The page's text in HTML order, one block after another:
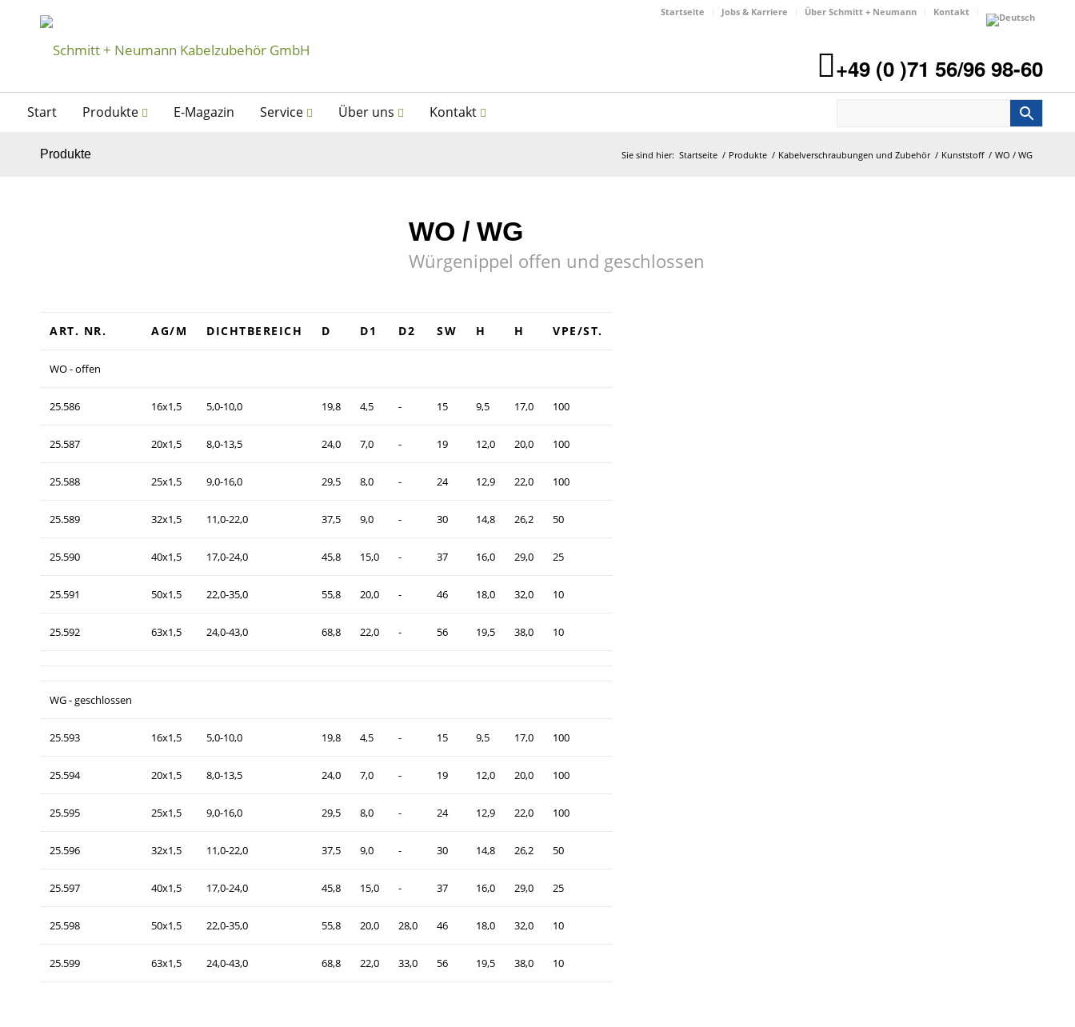
Startseite Jobs & Karriere Über Schmitt + Neumann Kontakt
+49 (0 )71 56/96 98-60
Start Produkte E-Magazin Service Über uns Kontakt
Produkte Sie sind hier: Startseite / Produkte / Kabelverschraubungen und Zubehör / Kunststoff / WO / WG
WO / WG
Würgenippel offen und geschlossen
ART. NR. AG/M DICHTBEREICH D D1 D2 SW H H VPE/ST.
WO - offen
25.586 16x1,5 5,0-10,0 19,8 4,5 - 15 9,5 17,0 100
25.587 20x1,5 8,0-13,5 24,0 7,0 - 19 12,0 20,0 100
25.588 25x1,5 9,0-16,0 29,5 8,0 - 24 12,9 22,0 100
25.589 32x1,5 11,0-22,0 37,5 9,0 - 30 14,8 26,2 50
25.590 40x1,5 17,0-24,0 45,8 15,0 - 37 16,0 29,0 25
25.591 50x1,5 22,0-35,0 55,8 20,0 - 46 18,0 32,0 10
25.592 63x1,5 24,0-43,0 68,8 22,0 - 56 19,5 38,0 10
WG - geschlossen
25.593 16x1,5 5,0-10,0 19,8 4,5 - 15 9,5 17,0 100
25.594 20x1,5 8,0-13,5 24,0 7,0 - 19 12,0 20,0 100
25.595 25x1,5 9,0-16,0 29,5 8,0 - 24 12,9 22,0 100
25.596 32x1,5 11,0-22,0 37,5 9,0 - 30 14,8 26,2 50
25.597 40x1,5 17,0-24,0 45,8 15,0 - 37 16,0 29,0 25
25.598 50x1,5 22,0-35,0 55,8 20,0 28,0 46 18,0 32,0 10
25.599 63x1,5 24,0-43,0 68,8 22,0 33,0 56 19,5 38,0 10